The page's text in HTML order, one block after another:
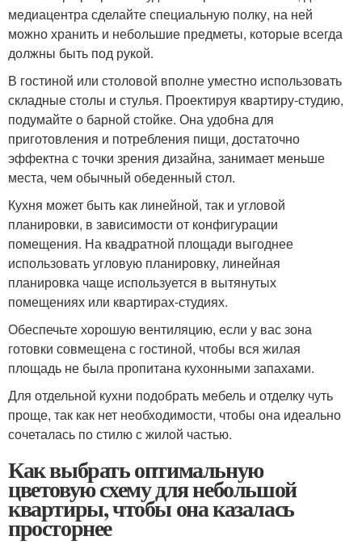
медиацентра сделайте специальную полку, на ней
можно хранить и небольшие предметы, которые всегда
должны быть под рукой.
В гостиной или столовой вполне уместно использовать
складные столы и стулья. Проектируя квартиру-студию,
подумайте о барной стойке. Она удобна для
приготовления и потребления пищи, достаточно
эффектна с точки зрения дизайна, занимает меньше
места, чем обычный обеденный стол.
Кухня может быть как линейной, так и угловой
планировки, в зависимости от конфигурации
помещения. На квадратной площади выгоднее
использовать угловую планировку, линейная
планировка чаще используется в вытянутых
помещениях или квартирах-студиях.
Обеспечьте хорошую вентиляцию, если у вас зона
готовки совмещена с гостиной, чтобы вся жилая
площадь не была пропитана кухонными запахами.
Для отдельной кухни подобрать мебель и отделку чуть
проще, так как нет необходимости, чтобы она идеально
сочеталась по стилю с жилой частью.
Как выбрать оптимальную
цветовую схему для небольшой
квартиры, чтобы она казалась
просторнее